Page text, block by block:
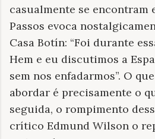
casualmente se encontram
Passos evoca
Casa Botín: “Foi durante
Hem e eu discutimos a
sem nos enfadarmos”. O
abordar é precisamente o
seguida, o rompimento
crítico Edmund Wilson o